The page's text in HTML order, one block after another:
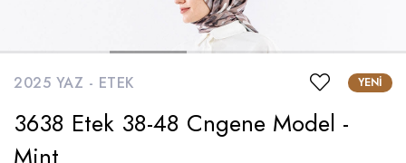
2025 YAZ - ETEK YENI
3638 Etek 38-48 Cngene Model -